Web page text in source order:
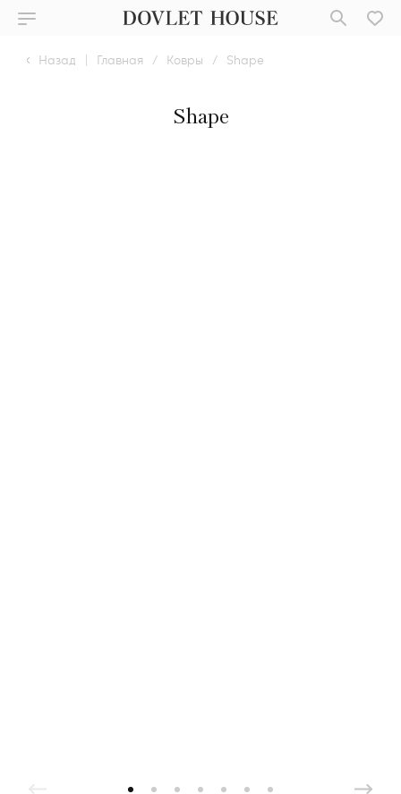
Назад | Главная / Ковры / Shape
Shape